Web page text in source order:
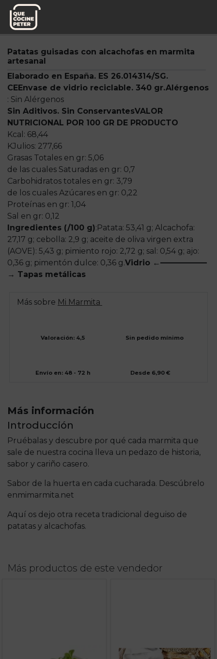
Pedido semanal
Patatas guisadas con alcachofas en marmita
artesanal
Elaborado en España. ES 26.014314/SG.
CEEnvase de vidrio reciclable. 340 gr.Alérgenos
: Sin Alérgenos
Sin Aditivos. Sin ConservantesVALOR
NUTRICIONAL POR 100 GR DE PRODUCTO
Kcal: 68,44
KJulios: 277,66
Grasas Totales en gr: 5,06
de las cuales Saturadas en gr: 0,7
Carbohidratos totales en gr: 3,79
de los cuales Azúcares en gr: 0,22
Proteínas en gr: 1,04
Sal en gr: 0,12
Ingredientes (/100 g):Patata: 53,41 g; Alcachofa:
27,17 g; cebolla: 2,9 g; aceite de oliva virgen extra
(AOVE): 5,43 g; pimiento rojo: 2,72 g; sal: 0,54 g; ajo:
0,36 g; pimentón dulce: 0,36 g.Vidrio ←——————
→ Tapas metálicas
Más sobre Mi Marmita
Valoración: 4,5 Sin pedido mínimo
Envío en: 48 - 72 h Desde 6,90 €
Más información
Introducción
Pruébalas y descubre por qué cada marmita que
sale de nuestra cocina lleva un pedazo de historia,
sabor y cariño casero.
Sabor de la huerta en cada cucharada. Descúbrelo
enmimarmita.net
Aquí os dejo otra receta tradicional deguiso de
patatas y alcachofas.
Más productos de este vendedor